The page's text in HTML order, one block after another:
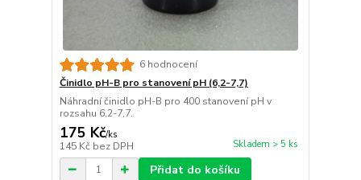
6 hodnocení
Činidlo pH-B pro stanovení pH (6,2-7,7)
Náhradní činidlo pH-B pro 400 stanovení pH v
rozsahu 6,2-7,7.
175 Kč/ks
145 Kč bez DPH Skladem > 5 ks
Přidat do košíku